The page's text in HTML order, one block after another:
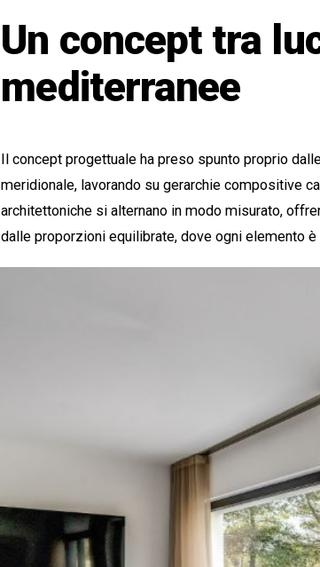
Un concept tra
mediterranee
Il concept progettuale ha preso spunto proprio
meridionale, lavorando su gerarchie compositive
architettoniche si alternano in modo misurato,
dalle proporzioni equilibrate, dove ogni elemento